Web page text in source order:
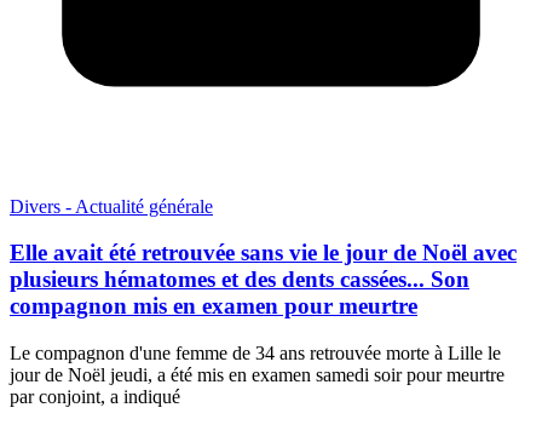
Divers - Actualité générale
Elle avait été retrouvée sans vie le jour de Noël avec
plusieurs hématomes et des dents cassées... Son
compagnon mis en examen pour meurtre
Le compagnon d'une femme de 34 ans retrouvée morte à Lille le
jour de Noël jeudi, a été mis en examen samedi soir pour meurtre
par conjoint, a indiqué